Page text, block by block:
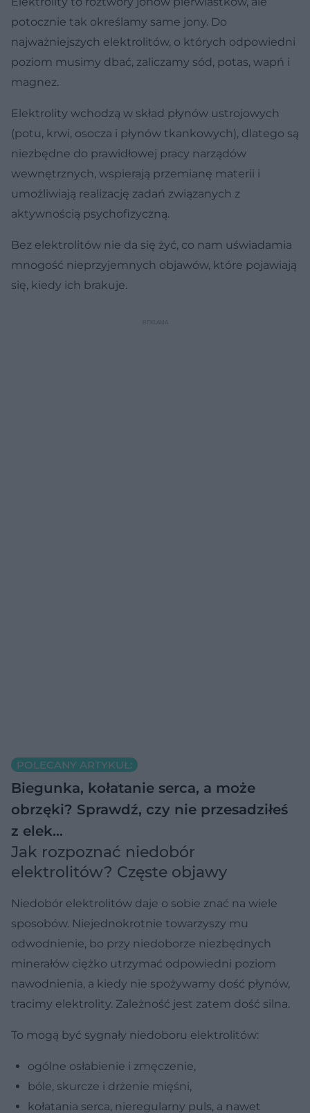
potocznie tak określamy same jony. Do
najważniejszych elektrolitów, o których odpowiedni
poziom musimy dbać, zaliczamy sód, potas, wapń i
magnez.
Elektrolity wchodzą w skład płynów ustrojowych
(potu, krwi, osocza i płynów tkankowych), dlatego są
niezbędne do prawidłowej pracy narządów
wewnętrznych, wspierają przemianę materii i
umożliwiają realizację zadań związanych z
aktywnością psychofizyczną.
Bez elektrolitów nie da się żyć, co nam uświadamia
mnogość nieprzyjemnych objawów, które pojawiają
się, kiedy ich brakuje.
POLECANY ARTYKUŁ:
Biegunka, kołatanie serca, a może
obrzęki? Sprawdź, czy nie przesadziłeś
z elek…
Jak rozpoznać niedobór
elektrolitów? Częste objawy
Niedobór elektrolitów daje o sobie znać na wiele
sposobów. Niejednokrotnie towarzyszy mu
odwodnienie, bo przy niedoborze niezbędnych
minerałów ciężko utrzymać odpowiedni poziom
nawodnienia, a kiedy nie spożywamy dość płynów,
tracimy elektrolity. Zależność jest zatem dość silna.
To mogą być sygnały niedoboru elektrolitów:
ogólne osłabienie i zmęczenie,
bóle, skurcze i drżenie mięśni,
kołatania serca, nieregularny puls, a nawet